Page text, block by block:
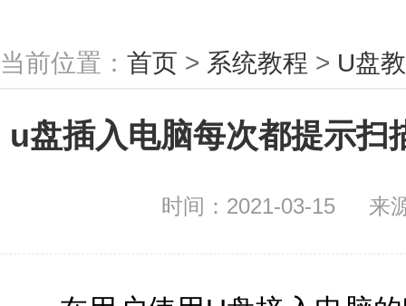
当前位置： 首页 > 系统教程 > U盘
u盘插入电脑每次都提示扫
时间：2021-03-15 来